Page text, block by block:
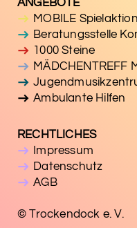
ANGEBOTE
MOBILE Spielaktion
Beratungsstelle
1000 Steine
MÄDCHENTREFF
Ambulante Hilfen
RECHTLICHES
Impressum
Datenschutz
AGB
© Trockendock e. V.